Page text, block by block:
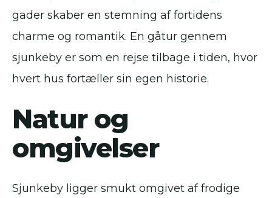
gader skaber en stemning af fortidens
charme og romantik. En gåtur gennem
sjunkeby er som en rejse tilbage i tiden, hvor
hvert hus fortæller sin egen historie.
Natur og
omgivelser
Sjunkeby ligger smukt omgivet af frodige